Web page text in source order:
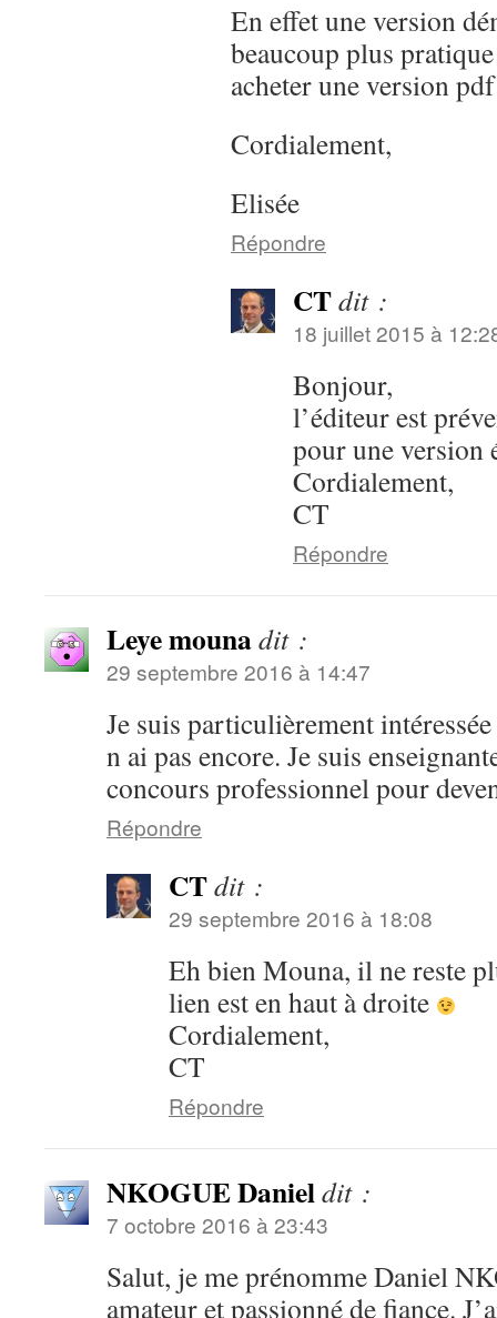
En effet une version
beaucoup plus
acheter une version
Cordialement,
Elisée
Répondre
CTdit :
18 juillet 2015 à
Bonjour,
l’éditeur est
pour une version
Cordialement,
CT
Répondre
Leye mounadit :
29 septembre 2016 à 14:47
Je suis particulièrement
n ai pas encore. Je suis
concours professionnel pour
Répondre
CTdit :
29 septembre 2016 à 18:08
Eh bien Mouna, il ne reste
lien est en haut à droite
Cordialement,
CT
Répondre
NKOGUE Danieldit :
7 octobre 2016 à 23:43
Salut, je me prénomme Daniel
amateur et passionné de fiance.